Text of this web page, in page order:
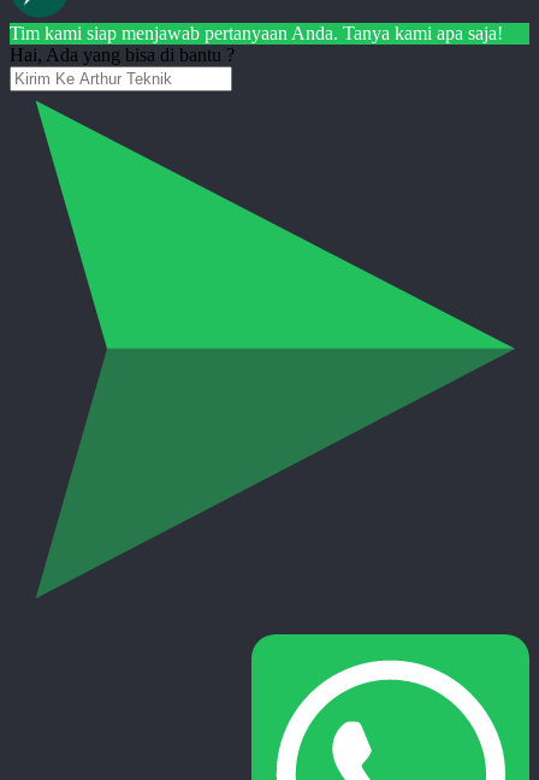
Tim kami siap menjawab pertanyaan Anda. Tanya kami apa saja!
Hai, Ada yang bisa di bantu ?